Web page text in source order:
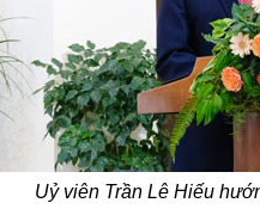
Uỷ viên Trần Lê Hiếu